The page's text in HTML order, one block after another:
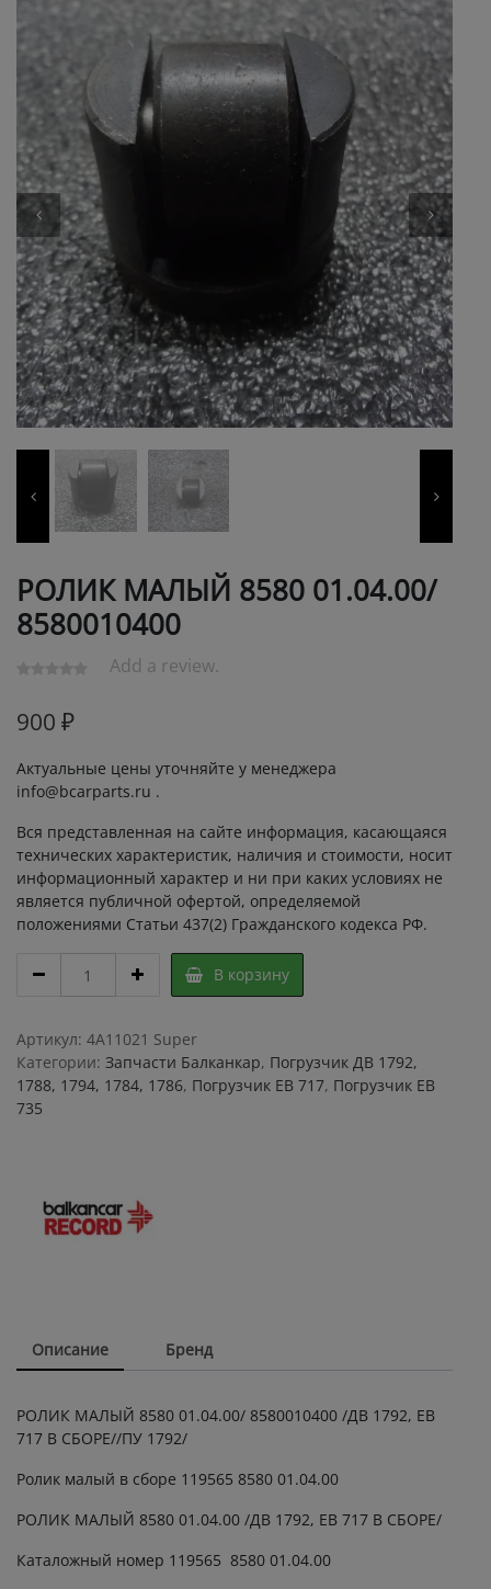
РОЛИК МАЛЫЙ 8580 01.04.00/
8580010400
Add a review.
900 ₽
Актуальные цены уточняйте у менеджера
info@bcarparts.ru .
Вся представленная на сайте информация, касающаяся
технических характеристик, наличия и стоимости, носит
информационный характер и ни при каких условиях не
является публичной офертой, определяемой
положениями Статьи 437(2) Гражданского кодекса РФ.
МАЛЫЙ
01.04.00/
8580010400
quantity
В корзину
Артикул: 4A11021 Super
Категории: Запчасти Балканкар, Погрузчик ДВ 1792,
1788, 1794, 1784, 1786, Погрузчик ЕВ 717, Погрузчик ЕВ
735
Описание Бренд
РОЛИК МАЛЫЙ 8580 01.04.00/ 8580010400 /ДВ 1792, ЕВ
717 В СБОРЕ//ПУ 1792/
Ролик малый в сборе 119565 8580 01.04.00
РОЛИК МАЛЫЙ 8580 01.04.00 /ДВ 1792, ЕВ 717 В СБОРЕ/
Каталожный номер 119565 8580 01.04.00